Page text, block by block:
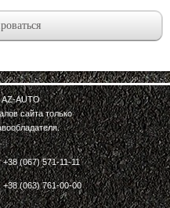
AZ-AUTO
сайта только
+38 (067) 571-11-11
+38 (063) 761-00-00